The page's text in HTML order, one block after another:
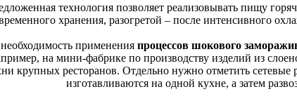
технология позволяет реализовывать пищу
хранения, разогретой – после интенсивного
применения процессов шокового
на мини-фабрике по производству изделий из
крупных ресторанов. Отдельно нужно отметить сетевые
изготавливаются на одной кухне, а затем